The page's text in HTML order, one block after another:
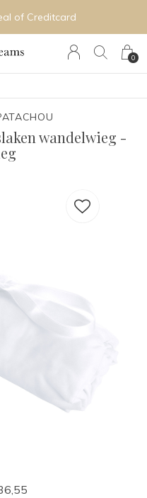
0
of Creditcard
wandelwieg -